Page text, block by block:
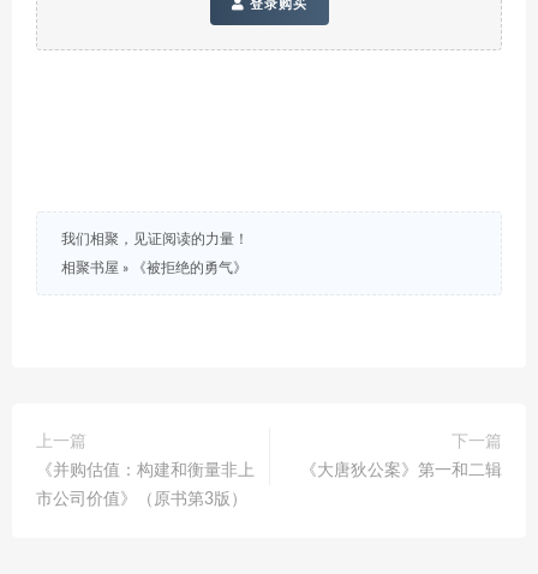
登录购买
我们相聚，见证阅读的力量！
相聚书屋 » 《被拒绝的勇气》
上一篇
《并购估值：构建和衡量非上
市公司价值》（原书第3版）
下一篇
《大唐狄公案》第一和二辑